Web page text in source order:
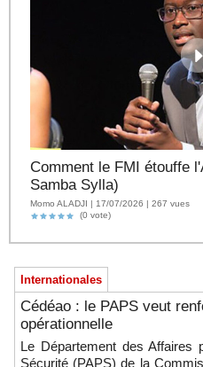
Comment le FMI étouffe
Samba Sylla)
Momo ALADJI | 17/07/2026 | 267 vues
(0 vote)
Internationales
Cédéao : le PAPS veut
opérationnelle
Le Département des
Sécurité (PAPS) de la